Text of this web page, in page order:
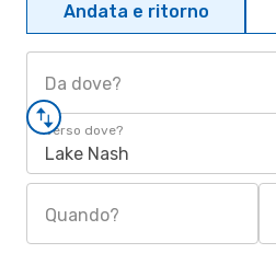
Andata e ritorno
Da dove?
Verso dove?
Lake Nash
Quando?